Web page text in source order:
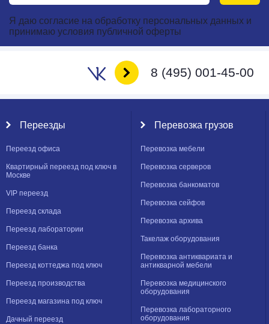
Я даю согласие на обработку персональных данных и
принимаю условия публичной оферты
8 (495) 001-45-00
Переезды
Переезд офиса
Квартирный переезд под ключ в
Москве
VIP переезд
Переезд склада
Переезд лаборатории
Переезд банка
Переезд коттеджа под ключ
Переезд производства
Переезд магазина под ключ
Дачный переезд
Перевозка грузов
Перевозка мебели
Перевозка серверов
Перевозка банкоматов
Перевозка сейфов
Перевозка архива
Такелаж оборудования
Перевозка антиквариата и
антикварной мебели
Перевозка медицинского
оборудования
Перевозка лабораторного
оборудования